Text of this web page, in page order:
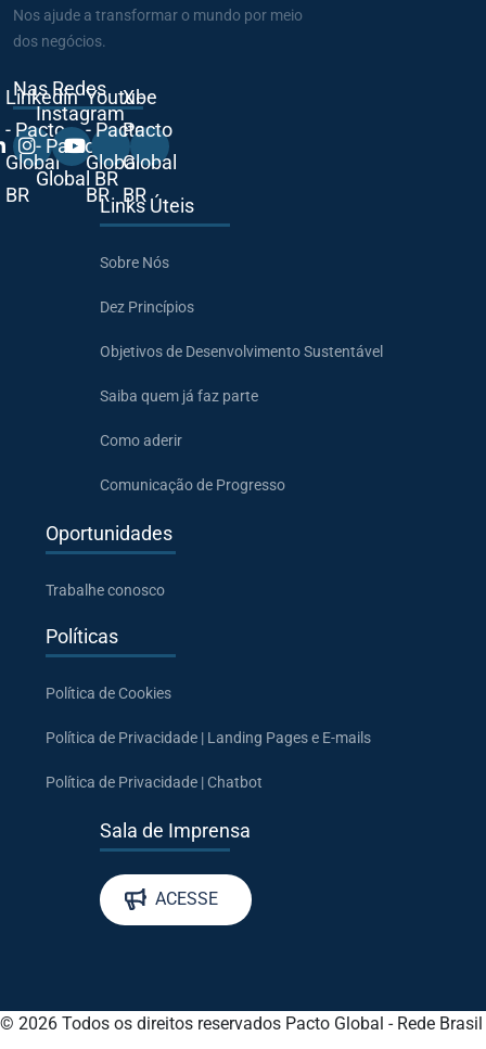
Nos ajude a transformar o mundo por meio
dos negócios.
Nas Redes
Linkedin
- Pacto
Global
BR
Instagram
- Pacto
Global BR
Youtube
- Pacto
Global
BR
X -
Pacto
Global
BR
Links Úteis
Sobre Nós
Dez Princípios
Objetivos de Desenvolvimento Sustentável
Saiba quem já faz parte
Como aderir
Comunicação de Progresso
Oportunidades
Trabalhe conosco
Políticas
Política de Cookies
Política de Privacidade | Landing Pages e E-mails
Política de Privacidade | Chatbot
Sala de Imprensa
ACESSE
© 2026 Todos os direitos reservados Pacto Global - Rede Brasil